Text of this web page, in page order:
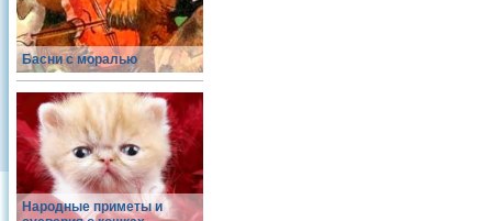
Басни с моралью
Народные приметы и